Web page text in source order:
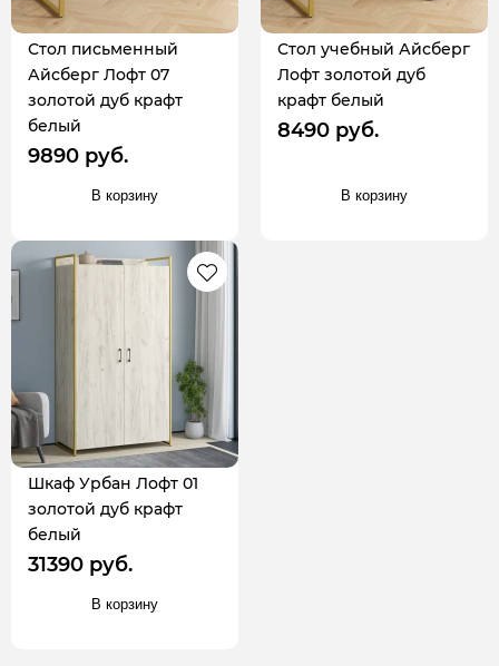
Стол письменный
Айсберг Лофт 07
золотой дуб крафт
белый
9890 руб.
В корзину
Стол учебный Айсберг
Лофт золотой дуб
крафт белый
8490 руб.
В корзину
Шкаф Урбан Лофт 01
золотой дуб крафт
белый
31390 руб.
В корзину